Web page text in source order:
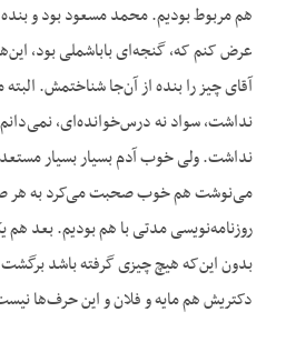
هم مربوط بودیم. محمد مسعود بود و
عرض کنم که، گنجه‌ای باباشملی بود،
آقای چیز را بنده از آن‌جا شناختمش.
نداشت، سواد نه درس‌خوانده‌ای،
نداشت. ولی خوب آدم بسیار بسیار
می‌نوشت هم خوب صحبت می‌کرد به هر
روزنامه‌نویسی مدتی با هم بودیم. بعد هم
بدون این‌که هیچ چیزی گرفته باشد برگشت
دکتریش هم مایه و فلان و این حرف‌ها